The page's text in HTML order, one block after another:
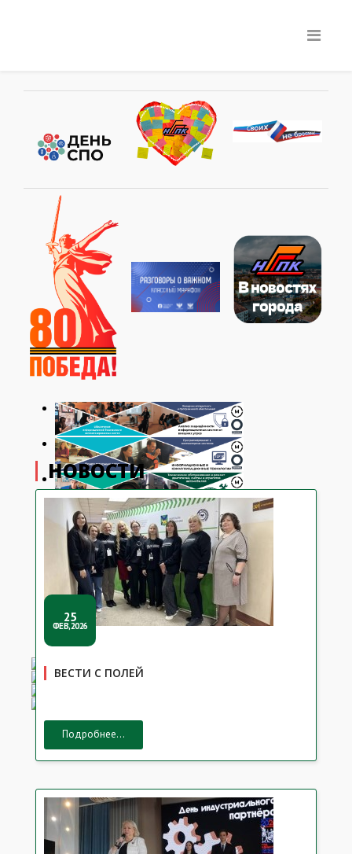
НОВОСТИ
25
ФЕВ,2026
ВЕСТИ С ПОЛЕЙ
Подробнее...